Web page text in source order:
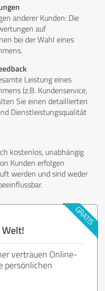
anderer Kunden: Die
auf
bei der Wahl eines
Leistung eines
(z.B. Kundenservice,
Sie einen detaillierten
Dienstleistungsqualität
kostenlos, unabhängig
Kunden erfolgen
werden und sind weder
vertrauen Online-
persönlichen